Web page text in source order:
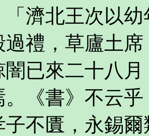
「濟北王次以
過禮，草廬土
闇已來二十八
。《書》不云
子不匱，永錫